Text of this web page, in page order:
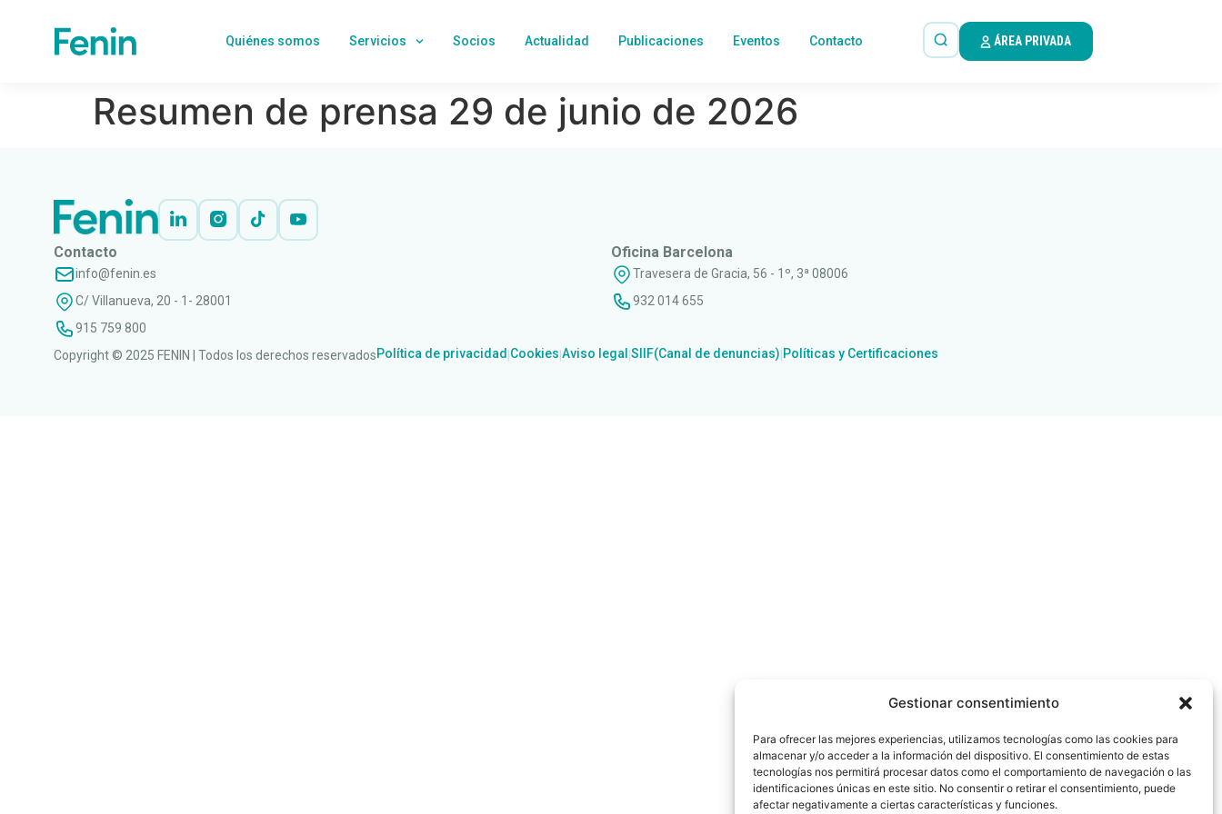
Gestionar consentimiento
Para ofrecer las mejores experiencias, utilizamos tecnologías como las cookies para
almacenar y/o acceder a la información del dispositivo. El consentimiento de estas
tecnologías nos permitirá procesar datos como el comportamiento de navegación o las
identificaciones únicas en este sitio. No consentir o retirar el consentimiento, puede
afectar negativamente a ciertas características y funciones.
Quiénes somos Servicios Socios Actualidad Publicaciones Eventos Contacto ÁREA PRIVADA
Resumen de prensa 29 de junio de 2026
Contacto
info@fenin.es
C/ Villanueva, 20 - 1- 28001
915 759 800
Oficina Barcelona
Travesera de Gracia, 56 - 1º, 3ª 08006
932 014 655
Copyright © 2025 FENIN | Todos los derechos reservadosPolítica de privacidad Cookies |Aviso legal |SIIF(Canal de denuncias) Políticas y Certificaciones